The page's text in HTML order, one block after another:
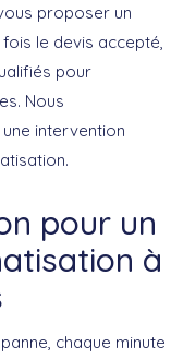
proposer un
fois le devis accepté,
pour
Nous
intervention
pour un
à
chaque minute